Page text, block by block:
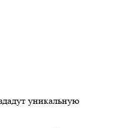
уникальную